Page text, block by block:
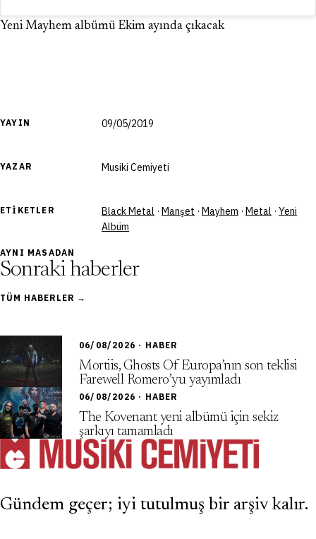
YAYIN 09/05/2019
YAZAR Musiki Cemiyeti
ETIKETLER Black Metal · Manşet · Mayhem · Metal · Yeni
Albüm
Yeni Mayhem albümü Ekim ayında çıkacak
AYNI MASADAN
Sonraki haberler
TÜM HABERLER →
06/08/2026 · HABER
Mortiis, Ghosts Of Europa’nın son teklisi
Farewell Romero’yu yayımladı
06/08/2026 · HABER
The Kovenant yeni albümü için sekiz
şarkıyı tamamladı
Gündem geçer; iyi tutulmuş bir arşiv kalır.